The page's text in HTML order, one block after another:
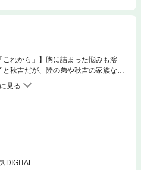
れから」】胸に詰まった悩みも溶
秋吉だが、陸の弟や秋吉の家族な
いぎみ。一方、マメタロウも大きな
」への出場決める。マメタロウは、
か!? ちょっぴりオトナの男の純情。
DIGITAL